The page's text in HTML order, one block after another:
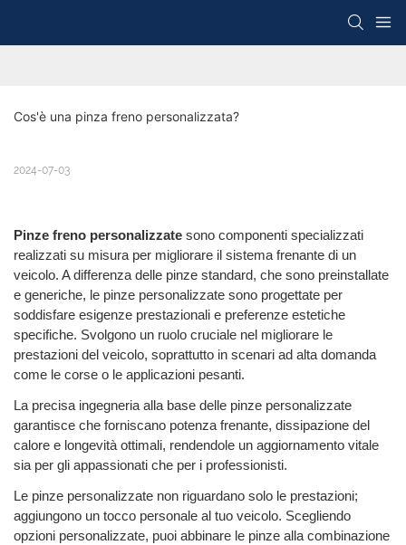
Cos'è una pinza freno personalizzata?
2024-07-03
Pinze freno personalizzate sono componenti specializzati
realizzati su misura per migliorare il sistema frenante di un
veicolo. A differenza delle pinze standard, che sono preinstallate
e generiche, le pinze personalizzate sono progettate per
soddisfare esigenze prestazionali e preferenze estetiche
specifiche. Svolgono un ruolo cruciale nel migliorare le
prestazioni del veicolo, soprattutto in scenari ad alta domanda
come le corse o le applicazioni pesanti.
La precisa ingegneria alla base delle pinze personalizzate
garantisce che forniscano potenza frenante, dissipazione del
calore e longevità ottimali, rendendole un aggiornamento vitale
sia per gli appassionati che per i professionisti.
Le pinze personalizzate non riguardano solo le prestazioni;
aggiungono un tocco personale al tuo veicolo. Scegliendo
opzioni personalizzate, puoi abbinare le pinze alla combinazione